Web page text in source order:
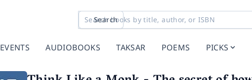
Search
EVENTS AUDIOBOOKS TAKSAR POEMS PICKS